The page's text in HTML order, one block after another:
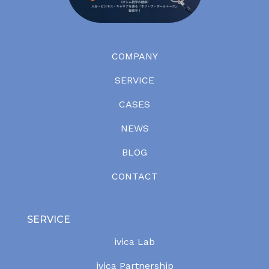
COMPANY
SERVICE
CASES
NEWS
BLOG
CONTACT
SERVICE
ivica Lab
ivica Partnership